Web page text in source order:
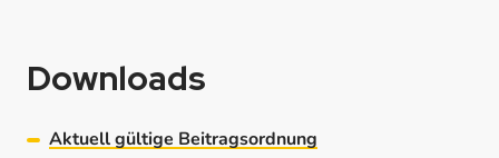
Downloads
Aktuell gültige Beitragsordnung